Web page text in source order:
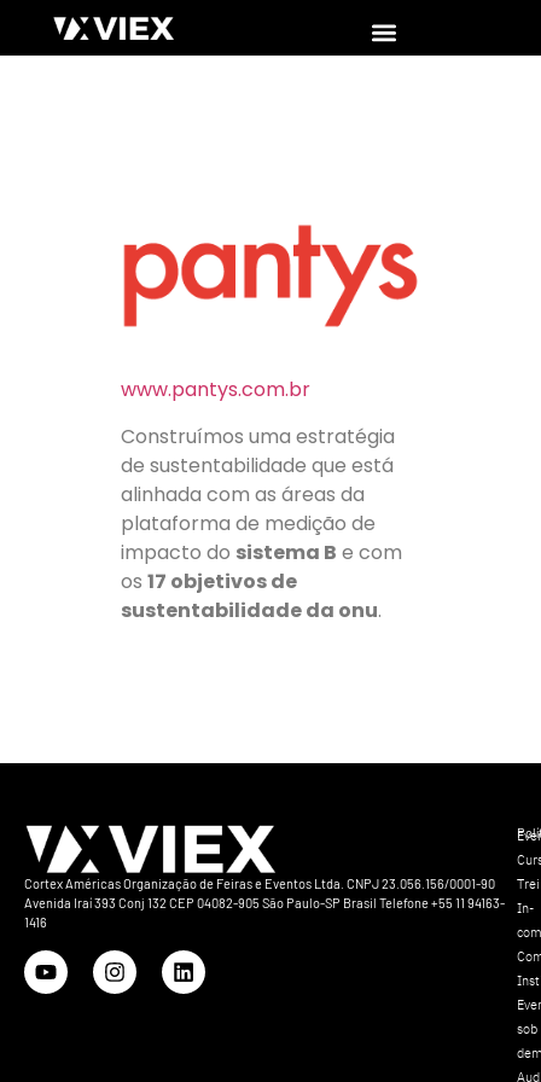
www.pantys.com.br
Construímos uma estratégia
de sustentabilidade que está
alinhada com as áreas da
plataforma de medição de
impacto do sistema B e com
os 17 objetivos de
sustentabilidade da onu.
Cortex Américas Organização de Feiras e Eventos Ltda. CNPJ 23.056.156/0001-90
Avenida Iraí 393 Conj 132 CEP 04082-905 São Paulo-SP Brasil Telefone +55 11 94163-
1416
In-
sob